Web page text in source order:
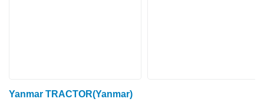
Yanmar TRACTOR(Yanmar)